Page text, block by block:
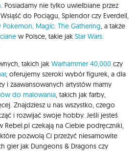
. Posiadamy nie tylko uwielbiane przez
do Pociągu, Splendor czy Everdell,
Magic: The Gathering , a także
w Polsce, takie jak Star Wars:
takich jak Warhammer 40,000 czy
, oferujemy szeroki wybór figurek, a dla
i zaawansowanych artystów mamy
do malowania , takich jak farby,
Znajdziesz u nas wszystko, czego
i rozwijać swoje hobby. Jeśli jesteś
Rebel.pl czekają na Ciebie podręczniki,
pozwolą Ci przeżyć niesamowite
gier jak Dungeons & Dragons czy